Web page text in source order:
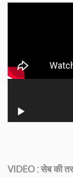
VIDEO : सेब की